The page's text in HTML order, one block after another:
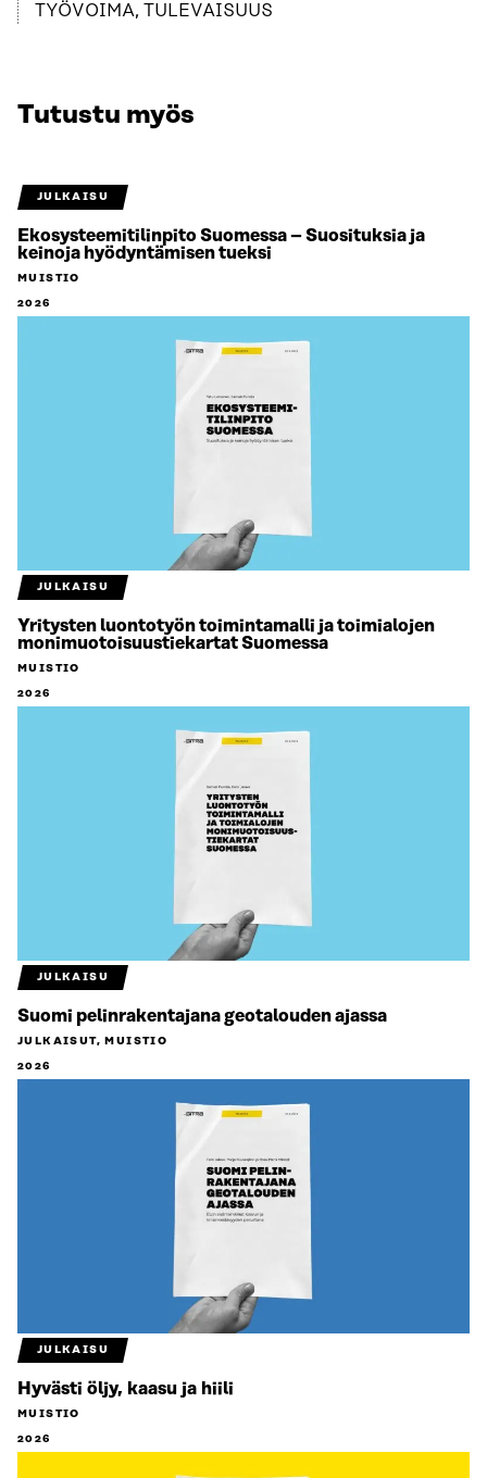
TYÖVOIMA, TULEVAISUUS
Tutustu myös
JULKAISU
Ekosysteemitilinpito Suomessa – Suosituksia ja
keinoja hyödyntämisen tueksi
MUISTIO
2026
JULKAISU
Yritysten luontotyön toimintamalli ja toimialojen
monimuotoisuustiekartat Suomessa
MUISTIO
2026
JULKAISU
Suomi pelinrakentajana geotalouden ajassa
JULKAISUT, MUISTIO
2026
JULKAISU
Hyvästi öljy, kaasu ja hiili
MUISTIO
2026